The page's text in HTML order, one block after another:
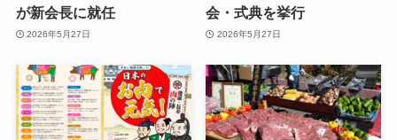
が新会長に就任
2026年5月27日
会・式典を挙行
2026年5月27日